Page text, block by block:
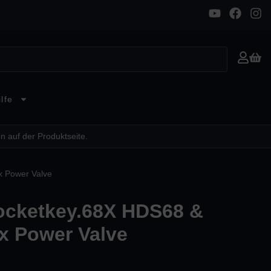
auf der Produktseite.
Power Valve
HDS68 &
Power Valve